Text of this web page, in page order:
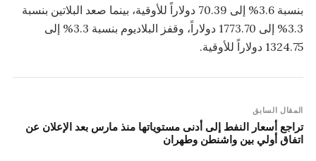
بنسبة 3.6% إلى 70.39 دولاراً للأوقية، بينما صعد البلاتين بنسبة
3.3% إلى 1773.70 دولاراً، وقفز البلاديوم بنسبة 3.3% إلى
1324.75 دولاراً للأوقية.
المقال السابق
تراجع أسعار النفط إلى أدنى مستوياتها منذ مارس بعد الإعلان عن
اتفاق أولي بين واشنطن وطهران